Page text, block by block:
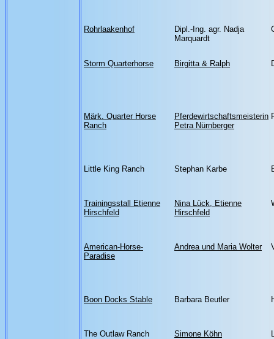
Rohrlaakenhof
Dipl.-Ing. agr. Nadja
Marquardt
Storm Quarterhorse Birgitta & Ralph
Märk. Quarter Horse
Ranch
Pferdewirtschaftsmeisterin
Petra Nürnberger
Little King Ranch Stephan Karbe
Trainingsstall Etienne
Hirschfeld
Nina Lück, Etienne
Hirschfeld
American-Horse-
Paradise
Andrea und Maria Wolter
Boon Docks Stable Barbara Beutler
The Outlaw Ranch Simone Köhn